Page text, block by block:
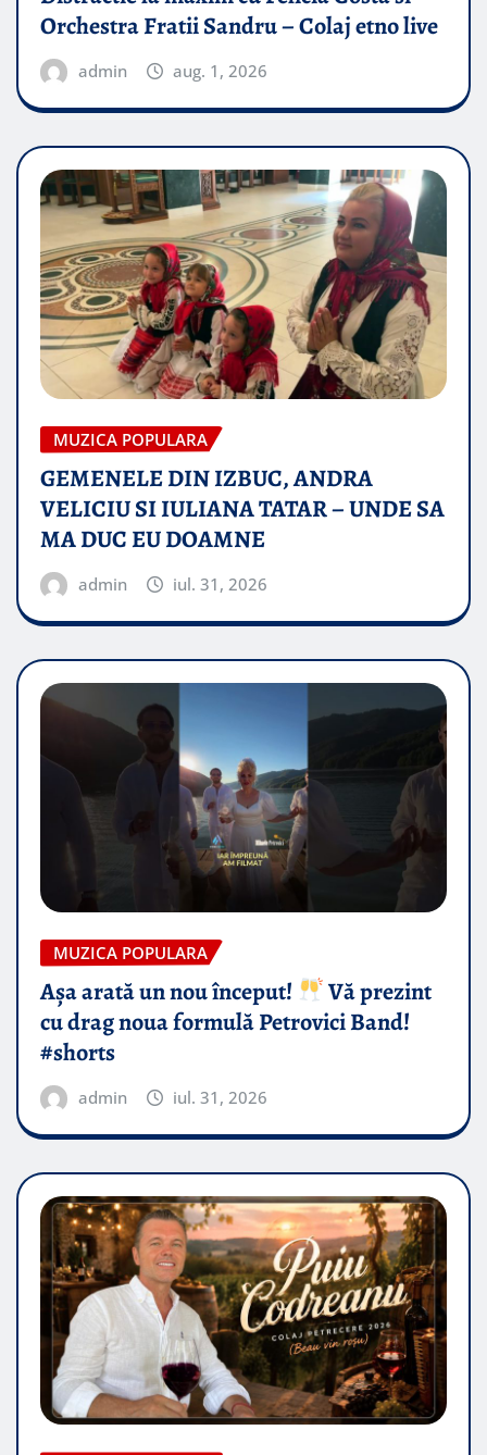
Orchestra Fratii Sandru – Colaj etno live
admin aug. 1, 2026
MUZICA POPULARA
GEMENELE DIN IZBUC, ANDRA
VELICIU SI IULIANA TATAR – UNDE SA
MA DUC EU DOAMNE
admin iul. 31, 2026
MUZICA POPULARA
Așa arată un nou început!
Vă prezint
cu drag noua formulă Petrovici Band!
#shorts
admin iul. 31, 2026